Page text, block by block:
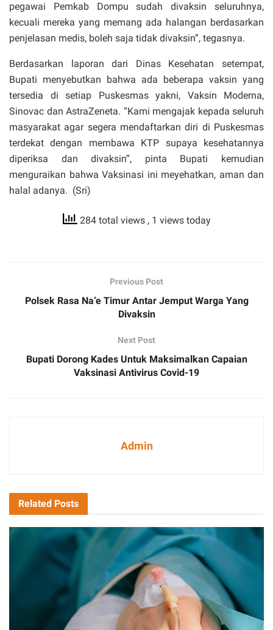
pegawai Pemkab Dompu sudah divaksin seluruhnya,
kecuali mereka yang memang ada halangan berdasarkan
penjelasan medis, boleh saja tidak divaksin”, tegasnya.
Berdasarkan laporan dari Dinas Kesehatan setempat,
Bupati menyebutkan bahwa ada beberapa vaksin yang
tersedia di setiap Puskesmas yakni, Vaksin Moderna,
Sinovac dan AstraZeneta. “Kami mengajak kepada seluruh
masyarakat agar segera mendaftarkan diri di Puskesmas
terdekat dengan membawa KTP supaya kesehatannya
diperiksa dan divaksin”, pinta Bupati kemudian
menguraikan bahwa Vaksinasi ini meyehatkan, aman dan
halal adanya. (Sri)
284 total views , 1 views today
Previous Post
Polsek Rasa Na’e Timur Antar Jemput Warga Yang
Divaksin
Next Post
Bupati Dorong Kades Untuk Maksimalkan Capaian
Vaksinasi Antivirus Covid-19
Admin
Related Posts